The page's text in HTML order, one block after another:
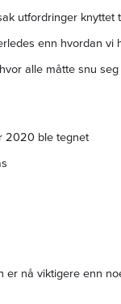
utfordringer knyttet
enn hvordan vi
alle måtte snu
2020 ble tegnet
nå viktigere enn